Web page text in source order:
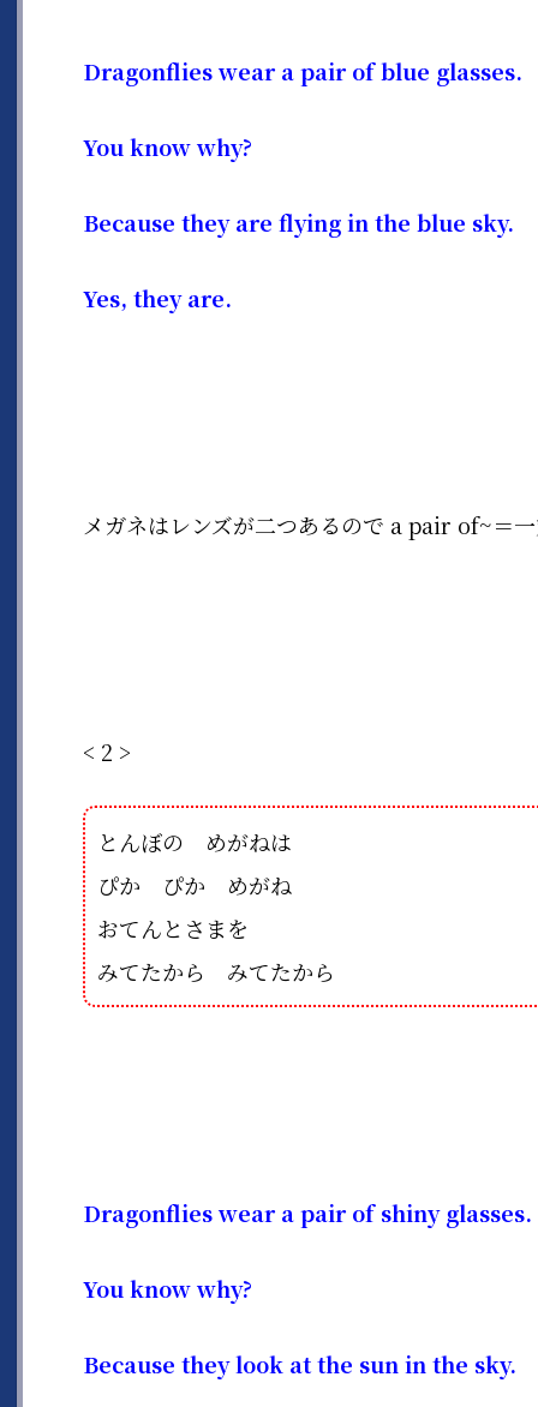
Dragonflies wear a pair of blue glasses.
You know why?
Because they are flying in the blue sky.
Yes, they are.
メガネはレンズが二つあるので a pair of~＝一
< 2 >
とんぼの めがねは
ぴか ぴか めがね
おてんとさまを
みてたから みてたから
Dragonflies wear a pair of shiny glasses.
You know why?
Because they look at the sun in the sky.